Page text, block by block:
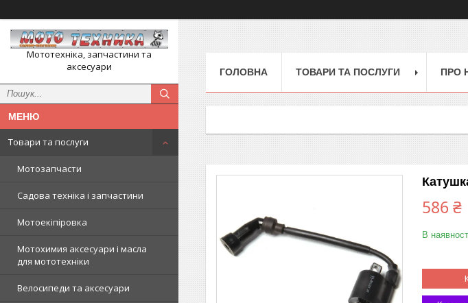
Мототехніка, запчастини та
аксесуари
Товари та послуги
Мотозапчасти
Садова техніка і запчастини
Мотоекіпіровка
Мотохимия аксесуари і масла
для мототехніки
Велосипеди та аксесуари
ГОЛОВНА ТОВАРИ ТА ПОСЛУГИ ПРО
586 ₴
В